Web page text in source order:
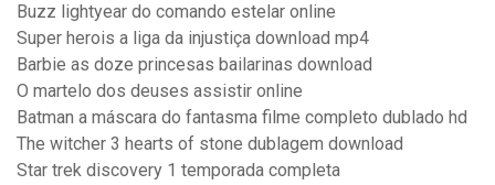
Buzz lightyear do comando estelar online
Super herois a liga da injustiça download mp4
Barbie as doze princesas bailarinas download
O martelo dos deuses assistir online
Batman a máscara do fantasma filme completo dublado hd
The witcher 3 hearts of stone dublagem download
Star trek discovery 1 temporada completa